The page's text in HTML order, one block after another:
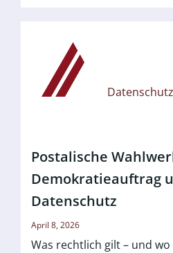
Postalische
Demokratieauftrag
Datenschutz
April 8, 2026
Was rechtlich gilt – und